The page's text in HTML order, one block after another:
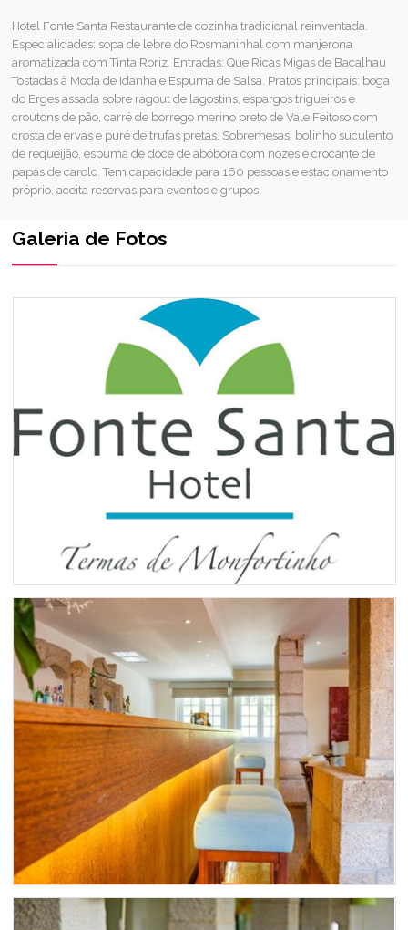
Hotel Fonte Santa Restaurante de cozinha tradicional reinventada.
Especialidades: sopa de lebre do Rosmaninhal com manjerona
aromatizada com Tinta Roriz. Entradas: Que Ricas Migas de Bacalhau
Tostadas à Moda de Idanha e Espuma de Salsa. Pratos principais: boga
do Erges assada sobre ragout de lagostins, espargos trigueiros e
croutons de pão, carré de borrego merino preto de Vale Feitoso com
crosta de ervas e puré de trufas pretas. Sobremesas: bolinho suculento
de requeijão, espuma de doce de abóbora com nozes e crocante de
papas de carolo. Tem capacidade para 160 pessoas e estacionamento
próprio, aceita reservas para eventos e grupos.
Galeria de Fotos